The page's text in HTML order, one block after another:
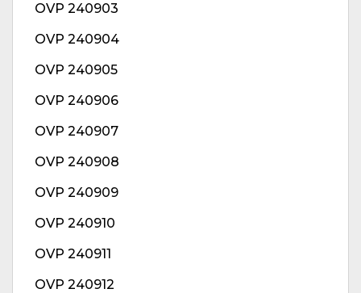
OVP 240903
OVP 240904
OVP 240905
OVP 240906
OVP 240907
OVP 240908
OVP 240909
OVP 240910
OVP 240911
OVP 240912